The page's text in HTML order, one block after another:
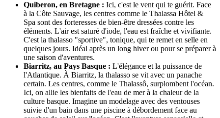
Quiberon, en Bretagne : Ici, c'est le vent qui te guérit. Face
à la Côte Sauvage, les centres comme le Thalassa Hôtel &
Spa sont des forteresses de bien-être dressées contre les
éléments. L'air est saturé d'iode, l'eau est fraîche et vivifiante.
C'est la thalasso "sportive", tonique, qui te remet en selle en
quelques jours. Idéal après un long hiver ou pour se préparer à
une saison d'aventures.
Biarritz, au Pays Basque : L'élégance et la puissance de
l'Atlantique. À Biarritz, la thalasso se vit avec un panache
certain. Les centres, comme le Thalassô, surplombent l'océan.
Ici, on allie les bienfaits de l'eau de mer à la chaleur de la
culture basque. Imagine un modelage avec des ventouses
suivie d'un bain dans une piscine à débordement face au